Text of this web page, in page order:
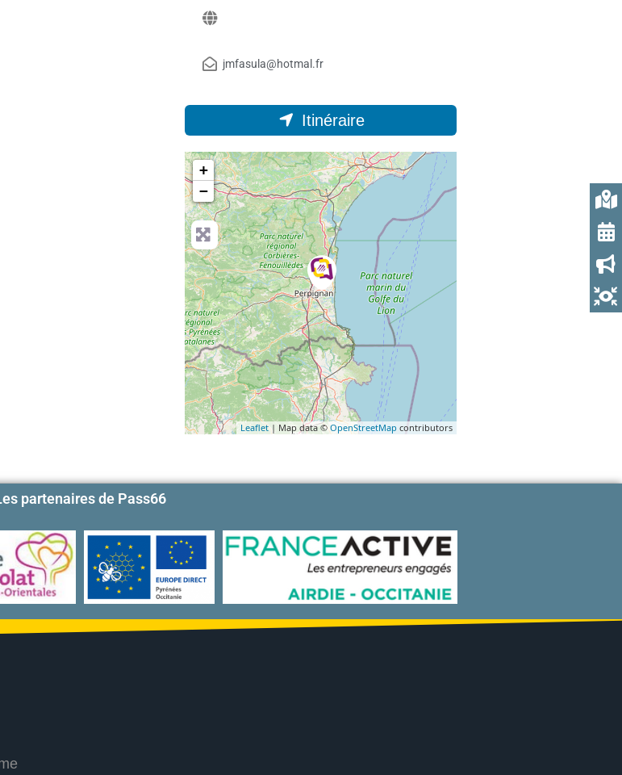
jmfasula@hotmal.fr
Itinéraire
+
−
Leaflet | Map data © OpenStreetMap contributors
partenaires de Pass66